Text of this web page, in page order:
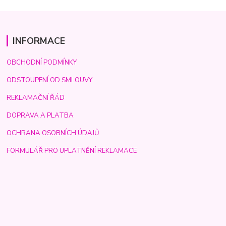
INFORMACE
OBCHODNÍ PODMÍNKY
ODSTOUPENÍ OD SMLOUVY
REKLAMAČNÍ ŘÁD
DOPRAVA A PLATBA
OCHRANA OSOBNÍCH ÚDAJŮ
FORMULÁŘ PRO UPLATNĚNÍ REKLAMACE